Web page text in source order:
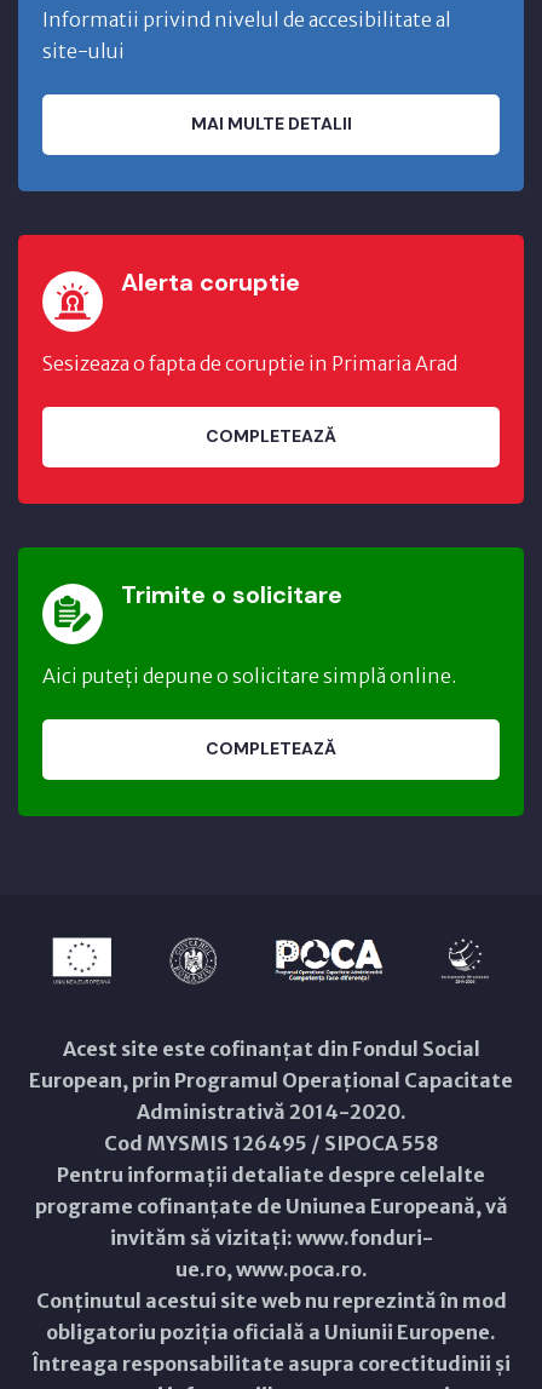
Informatii privind nivelul de accesibilitate al
site-ului
MAI MULTE DETALII
Alerta coruptie
Sesizeaza o fapta de coruptie in Primaria Arad
COMPLETEAZĂ
Trimite o solicitare
Aici puteți depune o solicitare simplă online.
COMPLETEAZĂ
Acest site este cofinanțat din Fondul Social
European, prin Programul Operațional Capacitate
Administrativă 2014-2020.
Cod MYSMIS 126495 / SIPOCA 558
Pentru informații detaliate despre celelalte
programe cofinanțate de Uniunea Europeană, vă
invităm să vizitați: www.fonduri-
ue.ro,www.poca.ro.
Conținutul acestui site web nu reprezintă în mod
obligatoriu poziția oficială a Uniunii Europene.
Întreaga responsabilitate asupra corectitudinii și